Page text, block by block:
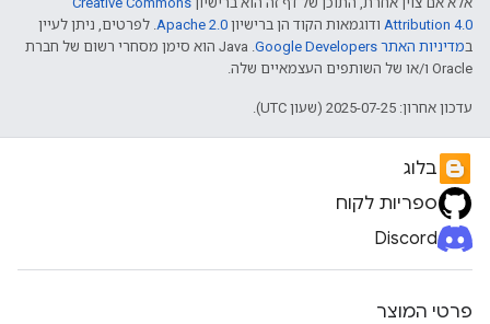
Attribution 4.0 ודוגמאות הקוד הן ברישיון Apache 2.0. לפרטים, ניתן לעיין
במדיניות האתר Google Developers‏
.‏ Java הוא סימן מסחרי רשום של חברת
Oracle ו/או של השותפים העצמאיים שלה.
עדכון אחרון: 2025-07-25 (שעון UTC).
בלוג
ספריות לקוח
Discord
פרטי המוצר